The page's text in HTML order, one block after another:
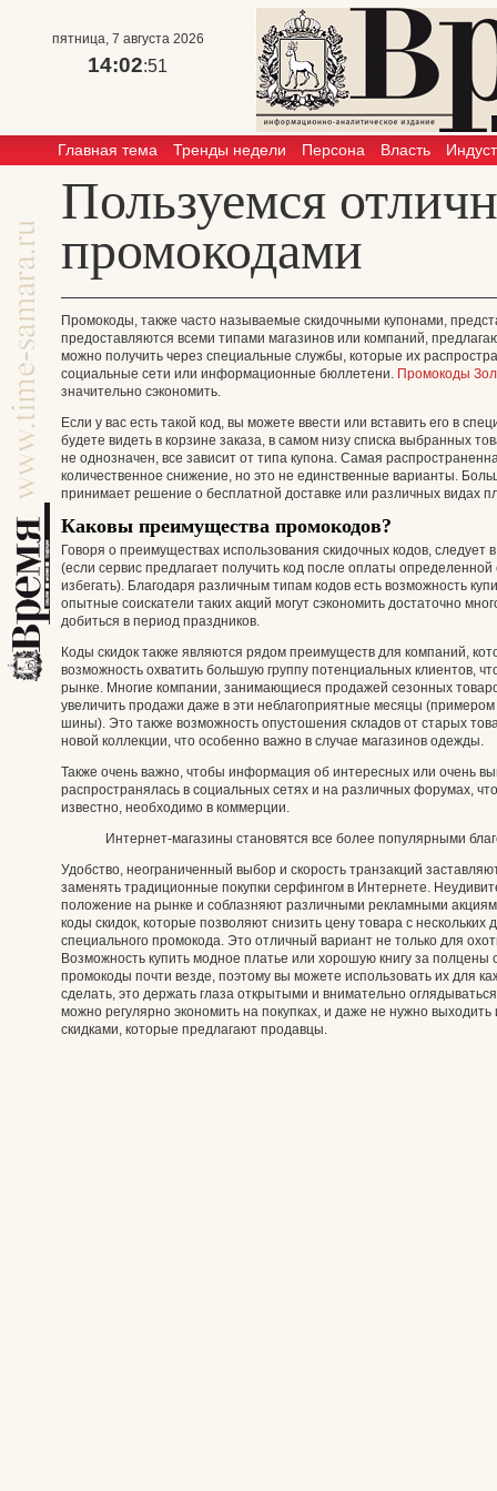
пятница, 7 августа 2026
14:02:51
Главная тема Тренды недели Персона Власть
Пользуемся
промокодами
Промокоды, также часто называемые скидочными купонами,
предоставляются всеми типами магазинов или компаний,
можно получить через специальные службы, которые их
социальные сети или информационные бюллетени. Промокоды
значительно сэкономить.
Если у вас есть такой код, вы можете ввести или вставить его в
будете видеть в корзине заказа, в самом низу списка выбранных
не однозначен, все зависит от типа купона. Самая
количественное снижение, но это не единственные варианты.
принимает решение о бесплатной доставке или различных видах
Каковы преимущества промокодов?
Говоря о преимуществах использования скидочных кодов,
(если сервис предлагает получить код после оплаты
избегать). Благодаря различным типам кодов есть возможность
опытные соискатели таких акций могут сэкономить достаточно
добиться в период праздников.
Коды скидок также являются рядом преимуществ для компаний,
возможность охватить большую группу потенциальных клиентов,
рынке. Многие компании, занимающиеся продажей сезонных
увеличить продажи даже в эти неблагоприятные месяцы
шины). Это также возможность опустошения складов от старых
новой коллекции, что особенно важно в случае магазинов одежды.
Также очень важно, чтобы информация об интересных или очень
распространялась в социальных сетях и на различных форумах,
известно, необходимо в коммерции.
Интернет-магазины становятся все более популярными
Удобство, неограниченный выбор и скорость транзакций
заменять традиционные покупки серфингом в Интернете.
положение на рынке и соблазняют различными рекламными
коды скидок, которые позволяют снизить цену товара с
специального промокода. Это отличный вариант не только для
Возможность купить модное платье или хорошую книгу за
промокоды почти везде, поэтому вы можете использовать их для
сделать, это держать глаза открытыми и внимательно
можно регулярно экономить на покупках, и даже не нужно
скидками, которые предлагают продавцы.